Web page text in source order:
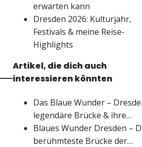
erwarten kann
Dresden 2026: Kulturjahr,
Festivals & meine Reise-
Highlights
Artikel, die dich auch
interessieren könnten
Das Blaue Wunder –
legendäre Brücke & ihre…
Blaues Wunder Dresden –
berühmteste Brücke der…